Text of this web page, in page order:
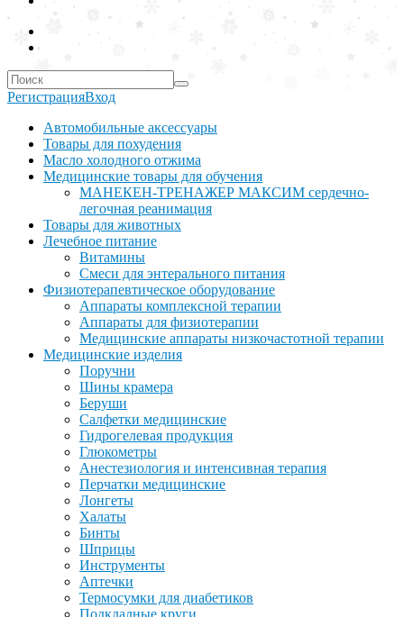
РегистрацияВход
Автомобильные аксессуары
Товары для похудения
Масло холодного отжима
Медицинские товары для обучения
МАНЕКЕН-ТРЕНАЖЕР МАКСИМ сердечно-
легочная реанимация
Товары для животных
Лечебное питание
Витамины
Смеси для энтерального питания
Физиотерапевтическое оборудование
Аппараты комплексной терапии
Аппараты для физиотерапии
Медицинские аппараты низкочастотной терапии
Медицинские изделия
Поручни
Шины крамера
Беруши
Салфетки медицинские
Гидрогелевая продукция
Глюкометры
Анестезиология и интенсивная терапия
Перчатки медицинские
Лонгеты
Халаты
Бинты
Шприцы
Инструменты
Аптечки
Термосумки для диабетиков
Подкладные круги